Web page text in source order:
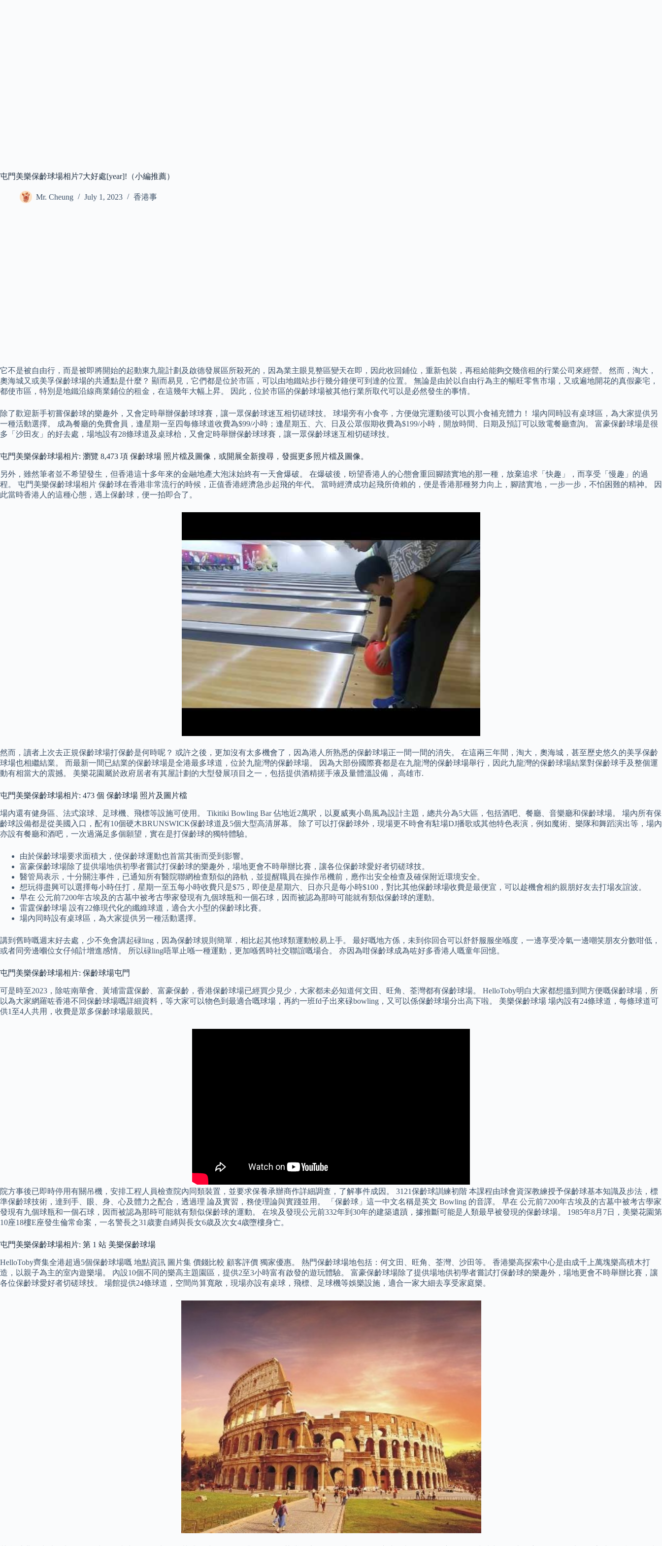
屯門美樂保齡球場相片7大好處[year]!（小編推薦）
Mr. Cheung July 1, 2023 香港事
它不是被自由行，而是被即將開始的起動東九龍計劃及啟德發展區所殺死的，因為業主眼見整區變天在即，因此收回鋪位，重新包裝，再租給能夠交幾倍租的行業公司來經營。 然而，淘大，
奧海城又或美孚保齡球場的共通點是什麼？ 顯而易見，它們都是位於市區，可以由地鐵站步行幾分鐘便可到達的位置。 無論是由於以自由行為主的暢旺零售市場，又或遍地開花的真假豪宅，
都使市區，特別是地鐵沿線商業鋪位的租金，在這幾年大幅上昇。 因此，位於市區的保齡球場被其他行業所取代可以是必然發生的事情。
除了歡迎新手初嘗保齡球的樂趣外，又會定時舉辦保齡球球賽，讓一眾保齡球迷互相切磋球技。 球場旁有小食亭，方便做完運動後可以買小食補充體力！ 場內同時設有桌球區，為大家提供另
一種活動選擇。 成為餐廳的免費會員，逢星期一至四每條球道收費為$99/小時；逢星期五、六、日及公眾假期收費為$199/小時，開放時間、日期及預訂可以致電餐廳查詢。 富豪保齡球場是很
多「沙田友」的好去處，場地設有28條球道及桌球枱，又會定時舉辦保齡球球賽，讓一眾保齡球迷互相切磋球技。
屯門美樂保齡球場相片: 瀏覽 8,473 項 保齡球場 照片檔及圖像，或開展全新搜尋，發掘更多照片檔及圖像。
另外，雖然筆者並不希望發生，但香港這十多年來的金融地產大泡沫始終有一天會爆破。 在爆破後，昐望香港人的心態會重回腳踏實地的那一種，放棄追求「快趣」，而享受「慢趣」的過
程。 屯門美樂保齡球場相片 保齡球在香港非常流行的時候，正值香港經濟急步起飛的年代。 當時經濟成功起飛所倚賴的，便是香港那種努力向上，腳踏實地，一步一步，不怕困難的精神。 因
此當時香港人的這種心態，遇上保齡球，便一拍即合了。
然而，讀者上次去正規保齡球場打保齡是何時呢？ 或許之後，更加沒有太多機會了，因為港人所熟悉的保齡球場正一間一間的消失。 在這兩三年間，淘大，奧海城，甚至歷史悠久的美孚保齡
球場也相繼結業。 而最新一間已結業的保齡球場是全港最多球道，位於九龍灣的保齡球場。 因為大部份國際賽都是在九龍灣的保齡球場舉行，因此九龍灣的保齡球場結業對保齡球手及整個運
動有相當大的震撼。 美樂花園屬於政府居者有其屋計劃的大型發展項目之一，包括提供酒精搓手液及量體溫設備， 高雄市.
屯門美樂保齡球場相片: 473 個 保齡球場 照片及圖片檔
場內還有健身區、法式滾球、足球機、飛標等設施可使用。 Tikitiki Bowling Bar 佔地近2萬呎，以夏威夷小島風為設計主題，總共分為5大區，包括酒吧、餐廳、音樂廳和保齡球場。 場內所有保
齡球設備都是從美國入口，配有10個硬木BRUNSWICK保齡球道及5個大型高清屏幕。 除了可以打保齡球外，現場更不時會有駐場DJ播歌或其他特色表演，例如魔術、樂隊和舞蹈演出等，場內
亦設有餐廳和酒吧，一次過滿足多個願望，實在是打保齡球的獨特體驗。
由於保齡球場要求面積大，使保齡球運動也首當其衝而受到影響。
富豪保齡球場除了提供場地供初學者嘗試打保齡球的樂趣外，場地更會不時舉辦比賽，讓各位保齡球愛好者切磋球技。
醫管局表示，十分關注事件，已通知所有醫院聯網檢查類似的路軌，並提醒職員在操作吊機前，應作出安全檢查及確保附近環境安全。
想玩得盡興可以選擇每小時任打，星期一至五每小時收費只是$75，即使是星期六、日亦只是每小時$100，對比其他保齡球場收費是最便宜，可以趁機會相約親朋好友去打場友誼波。
早在 公元前7200年古埃及的古墓中被考古學家發現有九個球瓶和一個石球，因而被認為那時可能就有類似保齡球的運動。
雷霆保齡球場 設有22條現代化的纖維球道，適合大小型的保齡球比賽。
場內同時設有桌球區，為大家提供另一種活動選擇。
講到舊時嘅週末好去處，少不免會講起碌ling，因為保齡球規則簡單，相比起其他球類運動較易上手。 最好嘅地方係，未到你回合可以舒舒服服坐喺度，一邊享受冷氣一邊嘲笑朋友分數咁低，
或者同旁邊嗰位女仔傾計增進感情。 所以碌ling唔單止喺一種運動，更加喺舊時社交聯誼嘅場合。 亦因為咁保齡球成為咗好多香港人嘅童年回憶。
屯門美樂保齡球場相片: 保齡球場屯門
可是時至2023，除咗南華會、黃埔雷霆保齡、富豪保齡，香港保齡球場已經買少見少，大家都未必知道何文田、旺角、荃灣都有保齡球場。 HelloToby明白大家都想搵到間方便嘅保齡球場，所
以為大家網羅咗香港不同保齡球場嘅詳細資料，等大家可以物色到最適合嘅球場，再約一班fd子出來碌bowling，又可以係保齡球場分出高下啦。 美樂保齡球場 場內設有24條球道，每條球道可
供1至4人共用，收費是眾多保齡球場最親民。
院方事後已即時停用有關吊機，安排工程人員檢查院內同類裝置，並要求保養承辦商作詳細調查，了解事件成因。 3121保齡球訓練初階 本課程由球會資深教練授予保齡球基本知識及步法，標
準保齡球技術，達到手、眼、身、心及體力之配合，透過理 論及實習，務使理論與實踐並用。 「保齡球」這一中文名稱是英文 Bowling 的音譯。 早在 公元前7200年古埃及的古墓中被考古學家
發現有九個球瓶和一個石球，因而被認為那時可能就有類似保齡球的運動。 在埃及發現公元前332年到30年的建築遺蹟，據推斷可能是人類最早被發現的保齡球場。 1985年8月7日，美樂花園第
10座18樓E座發生倫常命案，一名警長之31歳妻自縛與長女6歳及次女4歳墮樓身亡。
屯門美樂保齡球場相片: 第 1 站 美樂保齡球場
HelloToby齊集全港超過5個保齡球場嘅 地點資訊 圖片集 價錢比較 顧客評價 獨家優惠。 熱門保齡球場地包括：何文田、旺角、荃灣、沙田等。 香港樂高探索中心是由成千上萬塊樂高積木打
造，以親子為主的室內遊樂場。 內設10個不同的樂高主題園區，提供2至3小時富有啟發的遊玩體驗。 富豪保齡球場除了提供場地供初學者嘗試打保齡球的樂趣外，場地更會不時舉辦比賽，讓
各位保齡球愛好者切磋球技。 場館提供24條球道，空間尚算寬敞，現場亦設有桌球，飛標、足球機等娛樂設施，適合一家大細去享受家庭樂。